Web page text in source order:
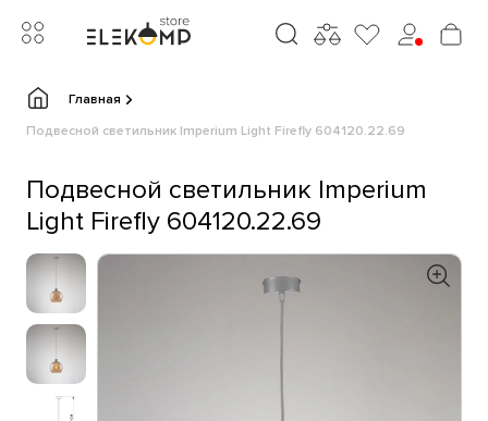
Главная
Подвесной светильник Imperium Light Firefly 604120.22.69
Подвесной светильник Imperium
Light Firefly 604120.22.69